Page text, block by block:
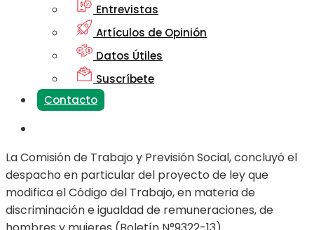
Entrevistas
Artículos de Opinión
Datos Útiles
Suscríbete
Contacto
La Comisión de Trabajo y Previsión Social, concluyó el
despacho en particular del proyecto de ley que
modifica el Código del Trabajo, en materia de
discriminación e igualdad de remuneraciones, de